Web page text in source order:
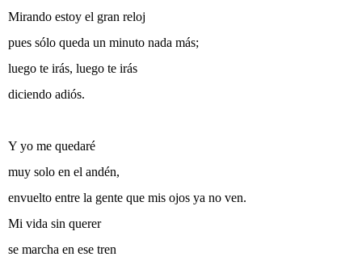
Mirando estoy el gran reloj
pues sólo queda un minuto nada más;
luego te irás, luego te irás
diciendo adiós.
Y yo me quedaré
muy solo en el andén,
envuelto entre la gente que mis ojos ya no ven.
Mi vida sin querer
se marcha en ese tren